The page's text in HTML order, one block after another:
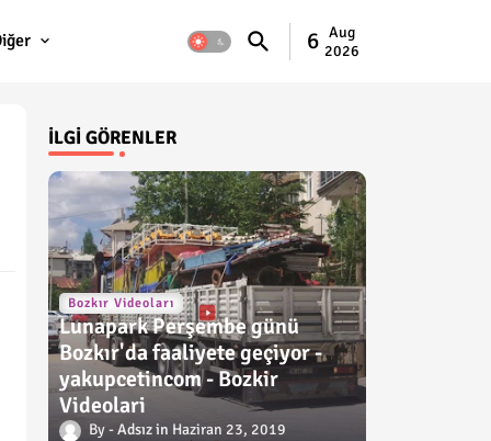
6 Aug
2026
İLGI GÖRENLER
Bozkır Videoları
Lunapark Perşembe günü
Bozkır'da faaliyete geçiyor -
yakupcetincom - Bozkir
Videolari
Adsız Haziran 23, 2019